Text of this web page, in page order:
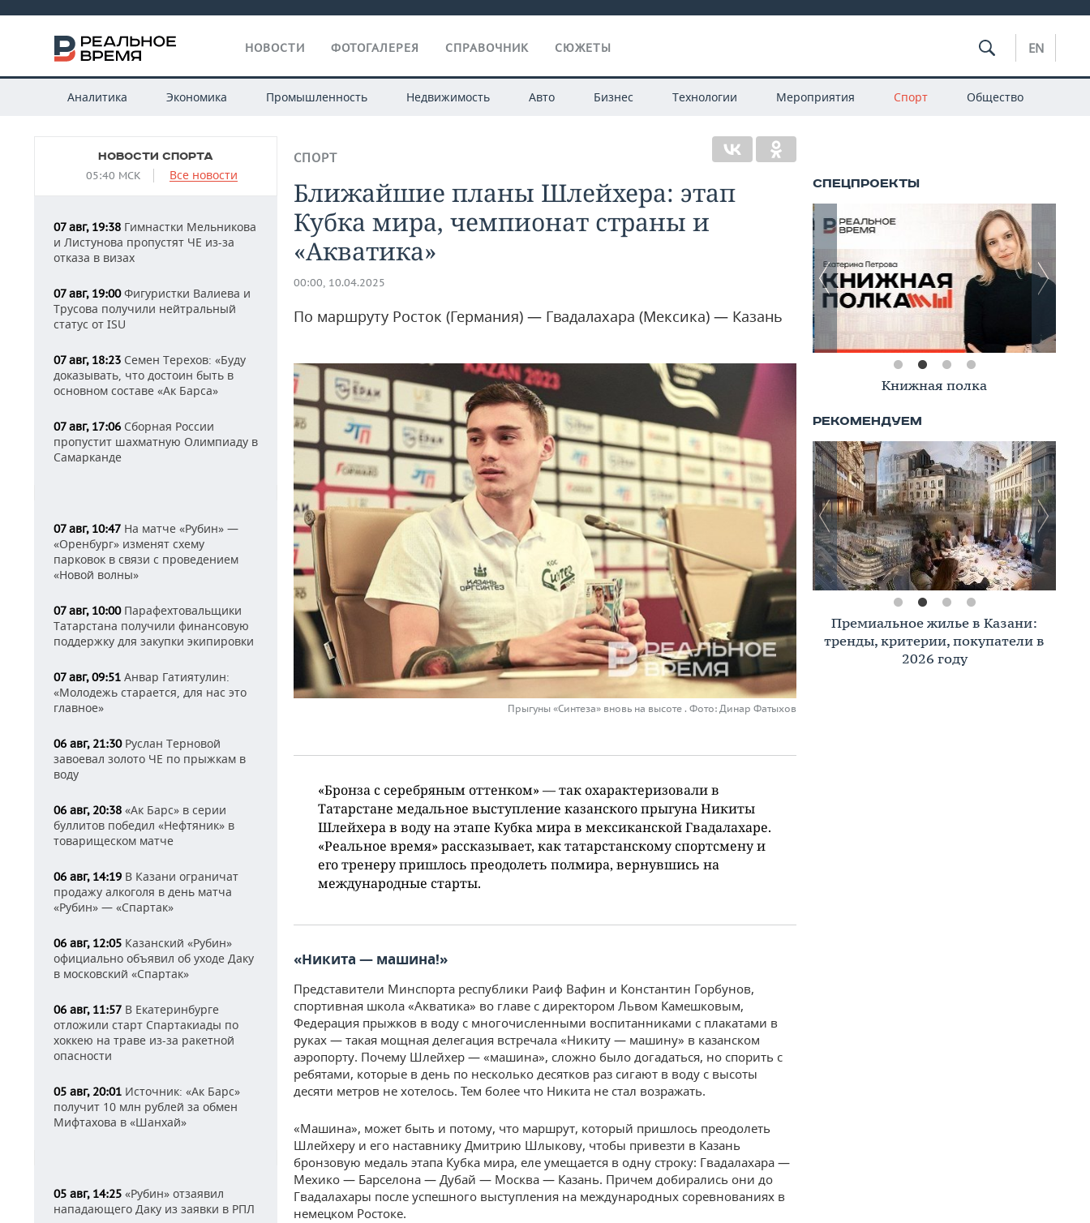
НОВОСТИ ФОТОГАЛЕРЕЯ СПРАВОЧНИК СЮЖЕТЫ EN
Аналитика Экономика Промышленность Недвижимость Авто Бизнес Технологии Мероприятия Спорт Общество
НОВОСТИ СПОРТА
05:40 МСК Все новости
07 авг, 19:38 Гимнастки Мельникова
и Листунова пропустят ЧЕ из-за
отказа в визах
07 авг, 19:00Фигуристки Валиева и
Трусова получили нейтральный
статус от ISU
07 авг, 18:23 Семен Терехов: «Буду
доказывать, что достоин быть в
основном составе «Ак Барса»
07 авг, 17:06 Сборная России
пропустит шахматную Олимпиаду в
Самарканде
07 авг, 10:47 На матче «Рубин» —
«Оренбург» изменят схему
парковок в связи с проведением
«Новой волны»
07 авг, 10:00Парафехтовальщики
Татарстана получили финансовую
поддержку для закупки экипировки
07 авг, 09:51 Анвар Гатиятулин:
«Молодежь старается, для нас это
главное»
06 авг, 21:30Руслан Терновой
завоевал золото ЧЕ по прыжкам в
воду
06 авг, 20:38 «Ак Барс» в серии
буллитов победил «Нефтяник» в
товарищеском матче
06 авг, 14:19 В Казани ограничат
продажу алкоголя в день матча
«Рубин» — «Спартак»
06 авг, 12:05 Казанский «Рубин»
официально объявил об уходе Даку
в московский «Спартак»
06 авг, 11:57 В Екатеринбурге
отложили старт Спартакиады по
хоккею на траве из-за ракетной
опасности
05 авг, 20:01 Источник: «Ак Барс»
получит 10 млн рублей за обмен
Мифтахова в «Шанхай»
05 авг, 14:25 «Рубин» отзаявил
нападающего Даку из заявки в РПЛ
СПОРТ
Ближайшие планы Шлейхера: этап
Кубка мира, чемпионат страны и
«Акватика»
00:00, 10.04.2025
По маршруту Росток (Германия) — Гвадалахара (Мексика) — Казань
Прыгуны «Синтеза» вновь на высоте . Фото: Динар Фатыхов
«Бронза с серебряным оттенком» — так охарактеризовали в
Татарстане медальное выступление казанского прыгуна Никиты
Шлейхера в воду на этапе Кубка мира в мексиканской Гвадалахаре.
«Реальное время» рассказывает, как татарстанскому спортсмену и
его тренеру пришлось преодолеть полмира, вернувшись на
международные старты.
«Никита — машина!»
Представители Минспорта республики Раиф Вафин и Константин Горбунов,
спортивная школа «Акватика» во главе с директором Львом Камешковым,
Федерация прыжков в воду с многочисленными воспитанниками с плакатами в
руках — такая мощная делегация встречала «Никиту — машину» в казанском
аэропорту. Почему Шлейхер — «машина», сложно было догадаться, но спорить с
ребятами, которые в день по несколько десятков раз сигают в воду с высоты
десяти метров не хотелось. Тем более что Никита не стал возражать.
«Машина», может быть и потому, что маршрут, который пришлось преодолеть
Шлейхеру и его наставнику Дмитрию Шлыкову, чтобы привезти в Казань
бронзовую медаль этапа Кубка мира, еле умещается в одну строку: Гвадалахара —
Мехико — Барселона — Дубай — Москва — Казань. Причем добирались они до
Гвадалахары после успешного выступления на международных соревнованиях в
немецком Ростоке.
Книжная полка
Премиальное жилье в Казани:
тренды, критерии, покупатели в
2026 году